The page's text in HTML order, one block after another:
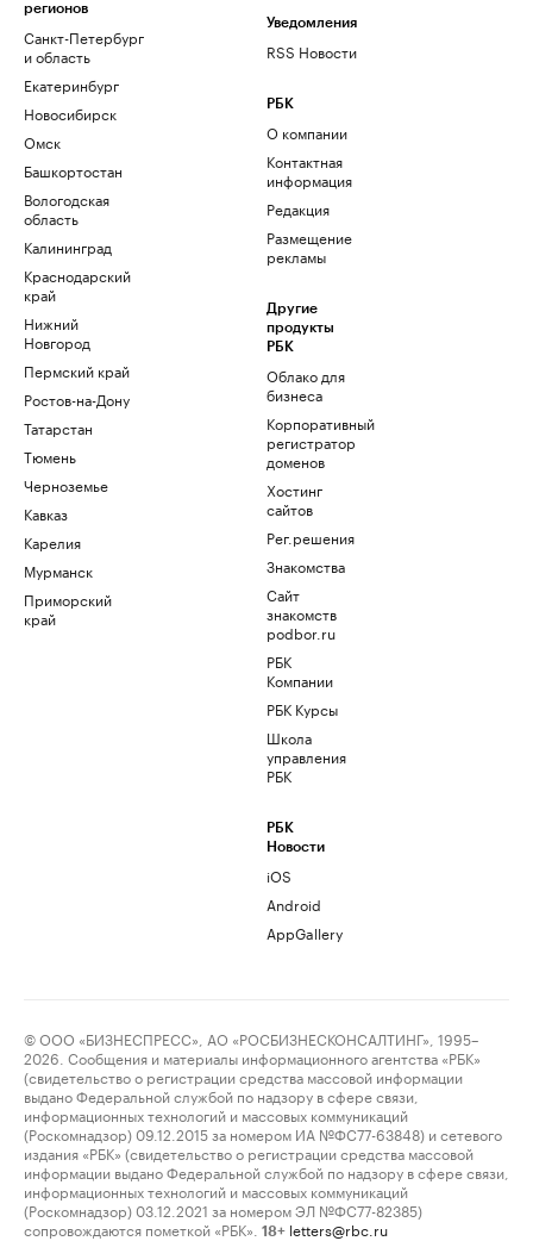
регионов
Санкт-Петербург
и область
Екатеринбург
Новосибирск
Омск
Башкортостан
Вологодская
область
Калининград
Краснодарский
край
Нижний
Новгород
Пермский край
Ростов-на-Дону
Татарстан
Тюмень
Черноземье
Кавказ
Карелия
Мурманск
Приморский
край
Уведомления
RSS Новости
РБК
О компании
Контактная
информация
Редакция
Размещение
рекламы
Другие
продукты
РБК
Облако для
бизнеса
Корпоративный
регистратор
доменов
Хостинг
сайтов
Рег.решения
Знакомства
Сайт
знакомств
podbor.ru
РБК
Компании
РБК Курсы
Школа
управления
РБК
РБК
Новости
iOS
Android
AppGallery
© ООО «БИЗНЕСПРЕСС», АО «РОСБИЗНЕСКОНСАЛТИНГ», 1995–
2026. Сообщения и материалы информационного агентства «РБК»
(свидетельство о регистрации средства массовой информации
выдано Федеральной службой по надзору в сфере связи,
информационных технологий и массовых коммуникаций
(Роскомнадзор) 09.12.2015 за номером ИА №ФС77-63848) и сетевого
издания «РБК» (свидетельство о регистрации средства массовой
информации выдано Федеральной службой по надзору в сфере связи,
информационных технологий и массовых коммуникаций
(Роскомнадзор) 03.12.2021 за номером ЭЛ №ФС77-82385)
сопровождаются пометкой «РБК».
18+ letters@rbc.ru